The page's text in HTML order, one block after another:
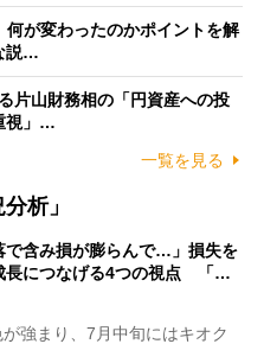
が変わったのかポイントを解
説…
片山財務相の「円資産への投
視」…
一覧を見る
析」
で含み損が膨らんで…」損失を
長につなげる4つの視点 「…
強まり、7月中旬にはキオク